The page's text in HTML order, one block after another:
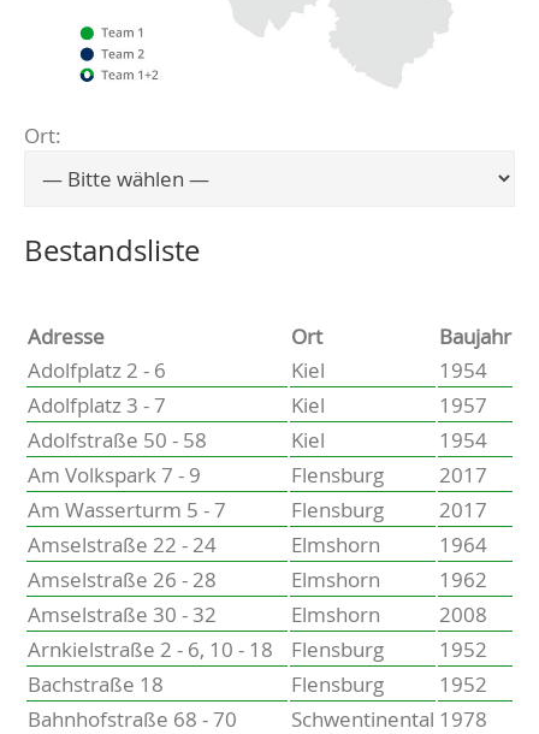
Eckernförde
Heikendorf
Kronshagen
Schwentinental
Preetz
Heide
Bordesholm
Elmshorn
Ort:
Wählen Sie einen Ort, um zur entsprechenden Seite
Bestandsliste
Adresse Ort
Baujahr
Adolfplatz 2 - 6
Kiel
1954
Adolfplatz 3 - 7
Kiel
1957
Adolfstraße 50 - 58
Kiel
1954
Am Volkspark 7 - 9
Flensburg
2017
Am Wasserturm 5 - 7
Flensburg
2017
Amselstraße 22 - 24
Elmshorn
1964
Amselstraße 26 - 28
Elmshorn
1962
Amselstraße 30 - 32
Elmshorn
2008
Arnkielstraße 2 - 6, 10 - 18
Flensburg
1952
Bachstraße 18
Flensburg
1952
Bahnhofstraße 68 - 70
Schwentinental 1978